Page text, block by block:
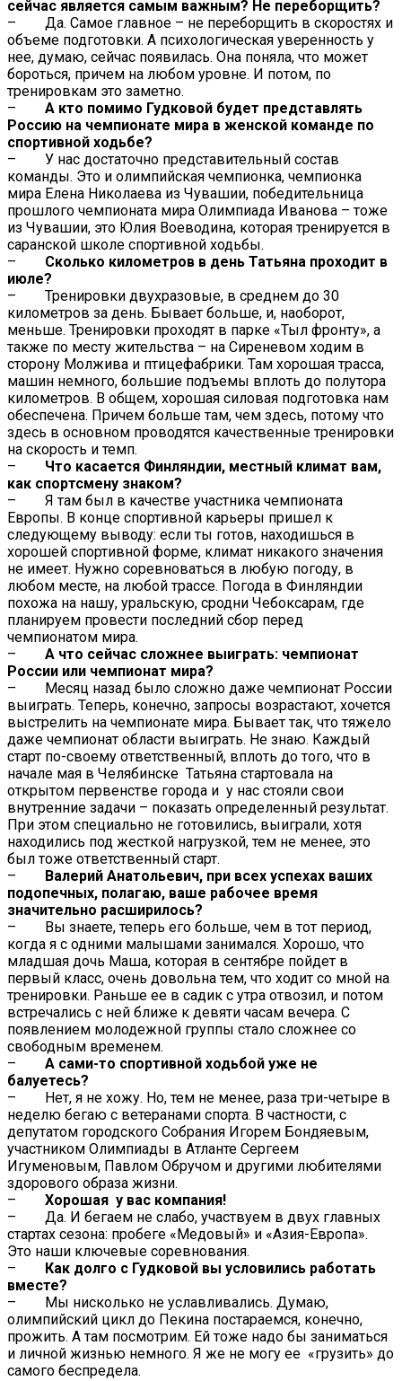
сейчас является самым важным? Не переборщить?
– Да. Самое главное – не переборщить в скоростях и
объеме подготовки. А психологическая уверенность у
нее, думаю, сейчас появилась. Она поняла, что может
бороться, причем на любом уровне. И потом, по
тренировкам это заметно.
– А кто помимо Гудковой будет представлять
Россию на чемпионате мира в женской команде по
спортивной ходьбе?
– У нас достаточно представительный состав
команды. Это и олимпийская чемпионка, чемпионка
мира Елена Николаева из Чувашии, победительница
прошлого чемпионата мира Олимпиада Иванова – тоже
из Чувашии, это Юлия Воеводина, которая тренируется в
саранской школе спортивной ходьбы.
– Сколько километров в день Татьяна проходит в
июле?
– Тренировки двухразовые, в среднем до 30
километров за день. Бывает больше, и, наоборот,
меньше. Тренировки проходят в парке «Тыл фронту», а
также по месту жительства – на Сиреневом ходим в
сторону Молжива и птицефабрики. Там хорошая трасса,
машин немного, большие подъемы вплоть до полутора
километров. В общем, хорошая силовая подготовка нам
обеспечена. Причем больше там, чем здесь, потому что
здесь в основном проводятся качественные тренировки
на скорость и темп.
– Что касается Финляндии, местный климат вам,
как спортсмену знаком?
– Я там был в качестве участника чемпионата
Европы. В конце спортивной карьеры пришел к
следующему выводу: если ты готов, находишься в
хорошей спортивной форме, климат никакого значения
не имеет. Нужно соревноваться в любую погоду, в
любом месте, на любой трассе. Погода в Финляндии
похожа на нашу, уральскую, сродни Чебоксарам, где
планируем провести последний сбор перед
чемпионатом мира.
– А что сейчас сложнее выиграть: чемпионат
России или чемпионат мира?
– Месяц назад было сложно даже чемпионат России
выиграть. Теперь, конечно, запросы возрастают, хочется
выстрелить на чемпионате мира. Бывает так, что тяжело
даже чемпионат области выиграть. Не знаю. Каждый
старт по-своему ответственный, вплоть до того, что в
начале мая в Челябинске Татьяна стартовала на
открытом первенстве города и у нас стояли свои
внутренние задачи – показать определенный результат.
При этом специально не готовились, выиграли, хотя
находились под жесткой нагрузкой, тем не менее, это
был тоже ответственный старт.
–
Валерий Анатольевич, при всех успехах ваших
подопечных, полагаю, ваше рабочее время
значительно расширилось?
– Вы знаете, теперь его больше, чем в тот период,
когда я с одними малышами занимался. Хорошо, что
младшая дочь Маша, которая в сентябре пойдет в
первый класс, очень довольна тем, что ходит со мной на
тренировки. Раньше ее в садик с утра отвозил, и потом
встречались с ней ближе к девяти часам вечера. С
появлением молодежной группы стало сложнее со
свободным временем.
– А сами-то спортивной ходьбой уже не
балуетесь?
– Нет, я не хожу. Но, тем не менее, раза три-четыре в
неделю бегаю с ветеранами спорта. В частности, с
депутатом городского Собрания Игорем Бондяевым,
участником Олимпиады в Атланте Сергеем
Игуменовым, Павлом Обручом и другими любителями
здорового образа жизни.
– Хорошая у вас компания!
– Да. И бегаем не слабо, участвуем в двух главных
стартах сезона: пробеге «Медовый» и «Азия-Европа».
Это наши ключевые соревнования.
–
Как долго с Гудковой вы условились работать
вместе?
– Мы нисколько не уславливались. Думаю,
олимпийский цикл до Пекина постараемся, конечно,
прожить. А там посмотрим. Ей тоже надо бы заниматься
и личной жизнью немного. Я же не могу ее «грузить» до
самого беспредела.